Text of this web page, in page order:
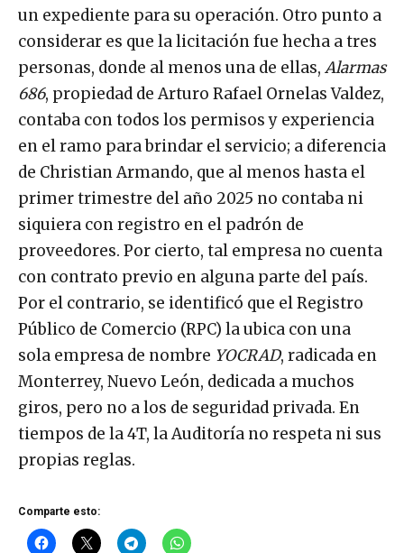
un expediente para su operación. Otro punto a
considerar es que la licitación fue hecha a tres
personas, donde al menos una de ellas, Alarmas
686, propiedad de Arturo Rafael Ornelas Valdez,
contaba con todos los permisos y experiencia
en el ramo para brindar el servicio; a diferencia
de Christian Armando, que al menos hasta el
primer trimestre del año 2025 no contaba ni
siquiera con registro en el padrón de
proveedores. Por cierto, tal empresa no cuenta
con contrato previo en alguna parte del país.
Por el contrario, se identificó que el Registro
Público de Comercio (RPC) la ubica con una
sola empresa de nombre YOCRAD, radicada en
Monterrey, Nuevo León, dedicada a muchos
giros, pero no a los de seguridad privada. En
tiempos de la 4T, la Auditoría no respeta ni sus
propias reglas.
Comparte esto: